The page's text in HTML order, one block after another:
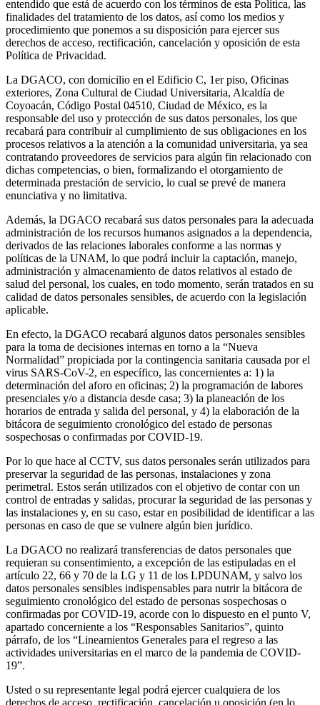
entendido que está de acuerdo con los términos de esta Política, las
finalidades del tratamiento de los datos, así como los medios y
procedimiento que ponemos a su disposición para ejercer sus
derechos de acceso, rectificación, cancelación y oposición de esta
Política de Privacidad.
La DGACO, con domicilio en el Edificio C, 1er piso, Oficinas
exteriores, Zona Cultural de Ciudad Universitaria, Alcaldía de
Coyoacán, Código Postal 04510, Ciudad de México, es la
responsable del uso y protección de sus datos personales, los que
recabará para contribuir al cumplimiento de sus obligaciones en los
procesos relativos a la atención a la comunidad universitaria, ya sea
contratando proveedores de servicios para algún fin relacionado con
dichas competencias, o bien, formalizando el otorgamiento de
determinada prestación de servicio, lo cual se prevé de manera
enunciativa y no limitativa.
Además, la DGACO recabará sus datos personales para la adecuada
administración de los recursos humanos asignados a la dependencia,
derivados de las relaciones laborales conforme a las normas y
políticas de la UNAM, lo que podrá incluir la captación, manejo,
administración y almacenamiento de datos relativos al estado de
salud del personal, los cuales, en todo momento, serán tratados en su
calidad de datos personales sensibles, de acuerdo con la legislación
aplicable.
En efecto, la DGACO recabará algunos datos personales sensibles
para la toma de decisiones internas en torno a la “Nueva
Normalidad” propiciada por la contingencia sanitaria causada por el
virus SARS-CoV-2, en específico, las concernientes a: 1) la
determinación del aforo en oficinas; 2) la programación de labores
presenciales y/o a distancia desde casa; 3) la planeación de los
horarios de entrada y salida del personal, y 4) la elaboración de la
bitácora de seguimiento cronológico del estado de personas
sospechosas o confirmadas por COVID-19.
Por lo que hace al CCTV, sus datos personales serán utilizados para
preservar la seguridad de las personas, instalaciones y zona
perimetral. Estos serán utilizados con el objetivo de contar con un
control de entradas y salidas, procurar la seguridad de las personas y
las instalaciones y, en su caso, estar en posibilidad de identificar a las
personas en caso de que se vulnere algún bien jurídico.
La DGACO no realizará transferencias de datos personales que
requieran su consentimiento, a excepción de las estipuladas en el
artículo 22, 66 y 70 de la LG y 11 de los LPDUNAM, y salvo los
datos personales sensibles indispensables para nutrir la bitácora de
seguimiento cronológico del estado de personas sospechosas o
confirmadas por COVID-19, acorde con lo dispuesto en el punto V,
apartado concerniente a los “Responsables Sanitarios”, quinto
párrafo, de los “Lineamientos Generales para el regreso a las
actividades universitarias en el marco de la pandemia de COVID-
19”.
Usted o su representante legal podrá ejercer cualquiera de los